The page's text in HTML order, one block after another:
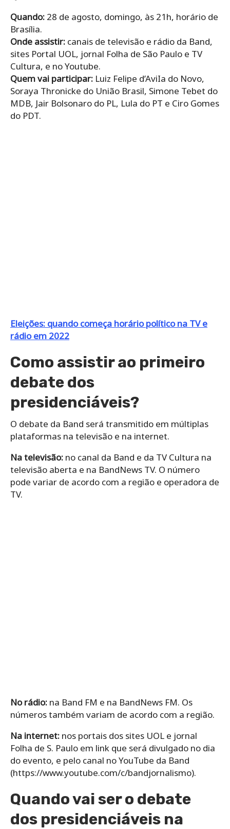
Quando: 28 de agosto, domingo, às 21h, horário de
Brasília.
Onde assistir: canais de televisão e rádio da Band,
sites Portal UOL, jornal Folha de São Paulo e TV
Cultura, e no Youtube.
Quem vai participar: Luiz Felipe d’AviIa do Novo,
Soraya Thronicke do União Brasil, Simone Tebet do
MDB, Jair Bolsonaro do PL, Lula do PT e Ciro Gomes
do PDT.
Eleições: quando começa horário político na TV e
rádio em 2022
Como assistir ao primeiro
debate dos
presidenciáveis?
O debate da Band será transmitido em múltiplas
plataformas na televisão e na internet.
Na televisão: no canal da Band e da TV Cultura na
televisão aberta e na BandNews TV. O número
pode variar de acordo com a região e operadora de
TV.
No rádio: na Band FM e na BandNews FM. Os
números também variam de acordo com a região.
Na internet: nos portais dos sites UOL e jornal
Folha de S. Paulo em link que será divulgado no dia
do evento, e pelo canal no YouTube da Band
(https://www.youtube.com/c/bandjornalismo).
Quando vai ser o debate
dos presidenciáveis na